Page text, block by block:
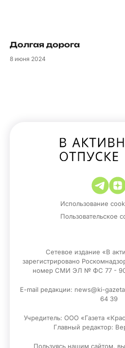
Долгая дорога
8 июня 2024
Использование
Пользовательское
Сетевое издание «В
зарегистрировано
номер СМИ ЭЛ № ФС 77 -
E-mail редакции: news@ki-
64 39
Учредитель: ООО «Газета
Главный редактор:
Пользуясь нашим сайтом,